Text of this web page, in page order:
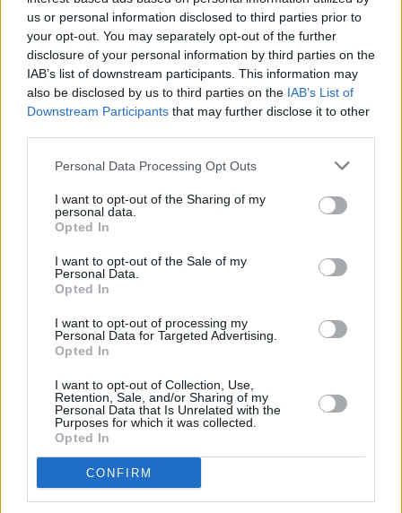
us or personal information disclosed to third parties prior to
your opt-out. You may separately opt-out of the further
disclosure of your personal information by third parties on the
IAB’s list of downstream participants. This information may
also be disclosed by us to third parties on the IAB’s List of
Downstream Participants that may further disclose it to other
Personal Data Processing Opt Outs
I want to opt-out of the Sharing of my
personal data.
Opted In
I want to opt-out of the Sale of my
Personal Data.
Opted In
I want to opt-out of processing my
Personal Data for Targeted Advertising.
Opted In
I want to opt-out of Collection, Use,
Retention, Sale, and/or Sharing of my
Personal Data that Is Unrelated with the
Purposes for which it was collected.
Opted In
CONFIRM
San Mateo es una ocasión propicia para la convivencia.
En este sentido, un grupo de unas setenta personas
participó en una comida a base de secretaria en la caseta
de Charilla, gestionada por David Vega, una persona muy
un referente por la cantidad de gente joven a la que
moviliza a lo largo del año.